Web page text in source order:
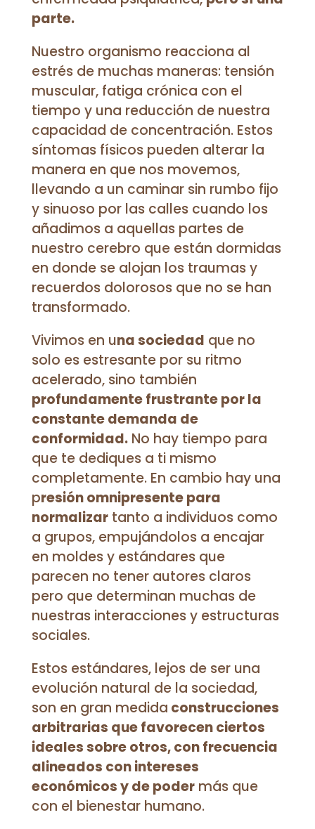
parte.
Nuestro organismo reacciona al
estrés de muchas maneras: tensión
muscular, fatiga crónica con el
tiempo y una reducción de nuestra
capacidad de concentración. Estos
síntomas físicos pueden alterar la
manera en que nos movemos,
llevando a un caminar sin rumbo fijo
y sinuoso por las calles cuando los
añadimos a aquellas partes de
nuestro cerebro que están dormidas
en donde se alojan los traumas y
recuerdos dolorosos que no se han
transformado.
Vivimos en una sociedad que no
solo es estresante por su ritmo
acelerado, sino también
profundamente frustrante por la
constante demanda de
conformidad.No hay tiempo para
que te dediques a ti mismo
completamente. En cambio hay una
presión omnipresente para
normalizartanto a individuos como
a grupos, empujándolos a encajar
en moldes y estándares que
parecen no tener autores claros
pero que determinan muchas de
nuestras interacciones y estructuras
sociales.
Estos estándares, lejos de ser una
evolución natural de la sociedad,
son en gran medida construcciones
arbitrarias que favorecen ciertos
ideales sobre otros, con frecuencia
alineados con intereses
económicos y de podermás que
con el bienestar humano.